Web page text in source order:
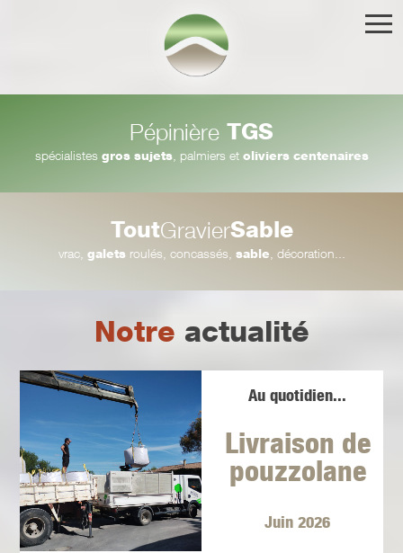
Pépinière TGS
spécialistes gros sujets, palmiers et oliviers centenaires
ToutGravierSable
vrac, galetsroulés, concassés, sable , décoration...
Notre actualité
Au quotidien...
Livraison de
pouzzolane
Juin 2026